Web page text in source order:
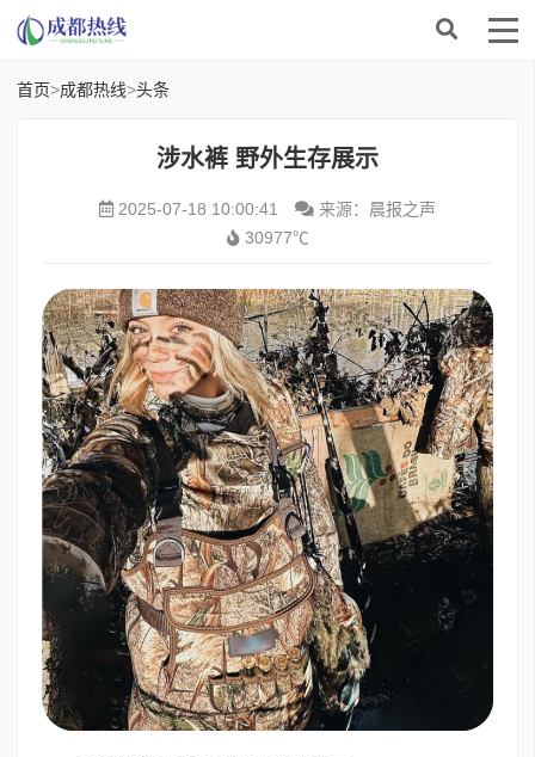
首页>成都热线>头条
涉水裤 野外生存展示
2025-07-18 10:00:41
来源：晨报之声
30977℃